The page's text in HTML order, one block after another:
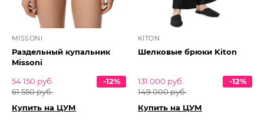
MISSONI
Раздельный купальник
Missoni
54 150 руб.
61 550 руб.
-12%
Купить на ЦУМ
KITON
Шелковые брюки Kiton
131 000 руб.
149 000 руб.
-12%
Купить на ЦУМ